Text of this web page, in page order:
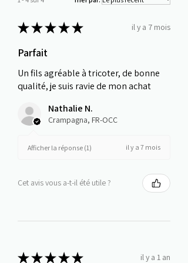
★★★★★ il y a 7 mois
Parfait
Un fils agréable à tricoter, de bonne
qualité, je suis ravie de mon achat
Nathalie N.
Crampagna, FR-OCC
Afficher la réponse (1) il y a 7 mois
Cet avis vous a-t-il été utile ?
★★★★★ il y a 1 an